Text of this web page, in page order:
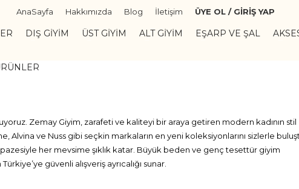
AnaSayfa Hakkımızda Blog İletişim ÜYE OL / GİRİŞ YAP
DIŞ GIYIM ÜST GIYIM ALT GIYIM EŞARP VE ŞAL
Zemay Giyim, zarafeti ve kaliteyi bir araya getiren modern kadının stil
Alvina ve Nuss gibi seçkin markaların en yeni koleksiyonlarını sizlerle
her mevsime şıklık katar. Büyük beden ve genç tesettür giyim
güvenli alışveriş ayrıcalığı sunar.